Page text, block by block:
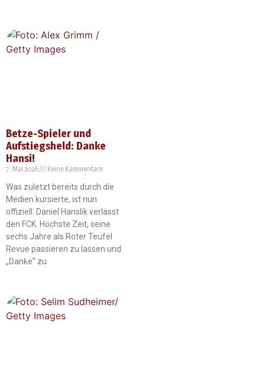
Betze-Spieler und
Aufstiegsheld: Danke
Hansi!
7. Mai 2026 Keine Kommentare
Was zuletzt bereits durch die
Medien kursierte, ist nun
offiziell: Daniel Hanslik verlässt
den FCK. Höchste Zeit, seine
sechs Jahre als Roter Teufel
Revue passieren zu lassen und
„Danke” zu